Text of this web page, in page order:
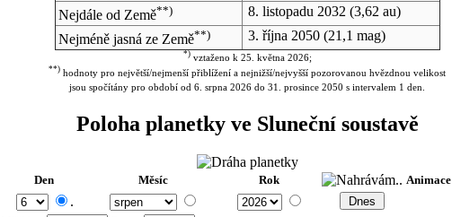
Nejdále od Země**) 8. listopadu 2032 (3,62 au)
Nejméně jasná ze Země**) 3. října 2050(21,1 mag)
*)vztaženo k 25. května 2026;
**) hodnoty pro největší/nejmenší přiblížení a nejnižší/nejvyšší pozorovanou hvězdnou velikost
jsou spočítány pro období od 6. srpna 2026 do 31. prosince 2050 s intervalem 1 den.
Poloha planetky ve Sluneční soustavě
Den Měsíc Rok Animace
.